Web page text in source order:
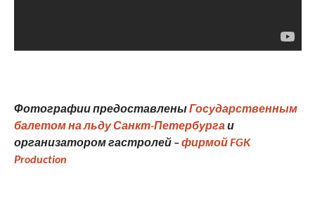
Фотографии предоставленыГосударственным
балетом на льду Санкт-Петербурга и
организатором гастролей –фирмойFGK
Production